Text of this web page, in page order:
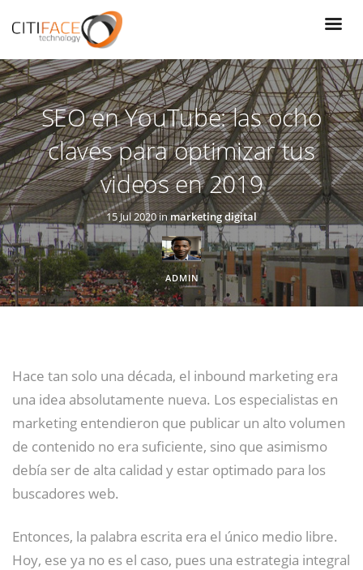
contenido
principal
SEO en YouTube: las ocho
claves para optimizar tus
videos en 2019
15 Jul 2020 inmarketing digital
ADMIN
Hace tan solo una década, el inbound marketing era
una idea absolutamente nueva. Los especialistas en
marketing entendieron que publicar un alto volumen
de contenido no era suficiente, sino que asimismo
debía ser de alta calidad y estar optimado para los
buscadores web.
Entonces, la palabra escrita era el único medio libre.
Hoy, ese ya no es el caso, pues una estrategia integral